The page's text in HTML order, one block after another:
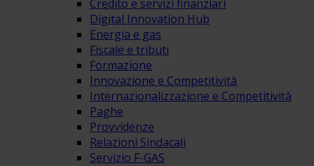
Credito e servizi finanziari
Digital Innovation Hub
Energia e gas
Fiscale e tributi
Formazione
Innovazione e Competitività
Internazionalizzazione e Competitività
Paghe
Provvidenze
Relazioni Sindacali
Servizio F-GAS